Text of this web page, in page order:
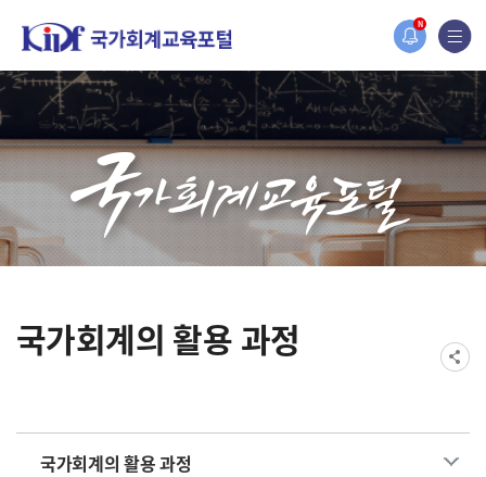
N
홈페이지가 새롭게 개편되었습니다.
한국조세재정연구원홈페이지가 새롭게 개설되었습니다.
국가회계의 활용 과정
국가회계의 활용 과정